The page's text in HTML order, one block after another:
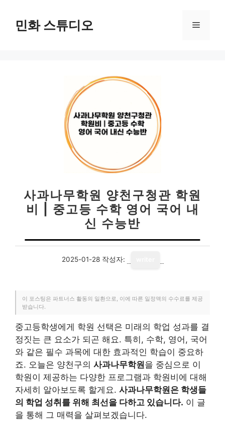
민화 스튜디오 메
사과나무학원 양천구청관 학원
비 | 중고등 수학 영어 국어 내
신 수능반
2025-01-28 작성자:
이 포스팅은 파트너스 활동의 일환으로, 이에 따른 일정액의 수수료를 제공
받습니다.
중고등학생에게 학원 선택은 미래의 학업 성과를 결
정짓는 큰 요소가 되곤 해요. 특히, 수학, 영어, 국어
와 같은 필수 과목에 대한 효과적인 학습이 중요하
죠. 오늘은 양천구의 사과나무학원을 중심으로 이
학원이 제공하는 다양한 프로그램과 학원비에 대해
자세히 알아보도록 할게요. 사과나무학원은 학생들
의 학업 성취를 위해 최선을 다하고 있습니다. 이 글
을 통해 그 매력을 살펴보겠습니다.